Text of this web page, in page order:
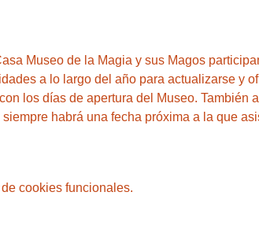
Museo de la Magia y sus Magos
a lo largo del año para actualizarse y
los días de apertura del Museo. También
habrá una fecha próxima a la que
cookies funcionales.